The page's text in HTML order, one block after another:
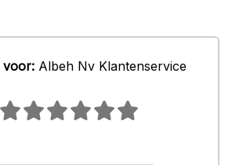
voor: Albeh Nv Klantenservice